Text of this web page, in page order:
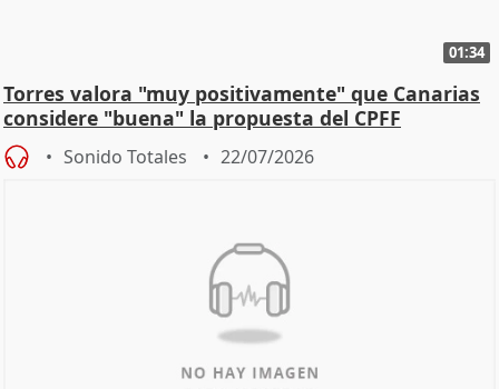
01:34
Torres valora "muy positivamente" que Canarias
considere "buena" la propuesta del CPFF
Sonido Totales 22/07/2026